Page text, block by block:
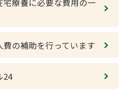
療養に必要な費用の一
の補助を行っています
24